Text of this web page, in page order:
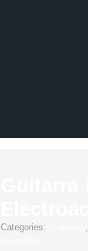
Categories: ,